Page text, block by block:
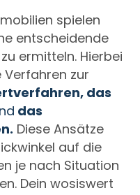
spielen
entscheidende
ermitteln. Hierbei
zur
das
das
Diese Ansätze
auf die
je nach Situation
Dein wosiswert